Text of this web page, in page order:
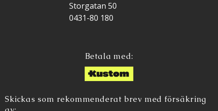
Storgatan 50
0431-80 180
Betala med:
Skickas som rekommenderat brev med försäkring